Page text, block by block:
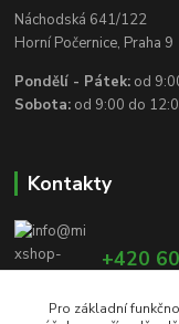
Náchodská 641/122
Horní Počernice, Praha 9
Pondělí - Pátek: od
Sobota: od 9:00 do
Kontakty
+420
Pro základní